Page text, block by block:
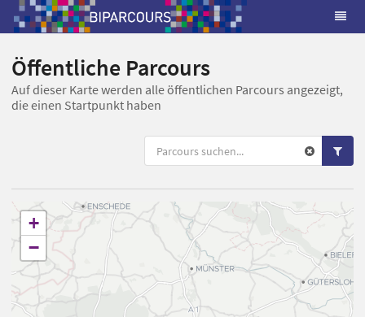
Öffentliche Parcours
Auf dieser Karte werden alle öffentlichen Parcours angezeigt,
die einen Startpunkt haben
+
−